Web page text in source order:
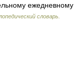
ежедневному
словарь.